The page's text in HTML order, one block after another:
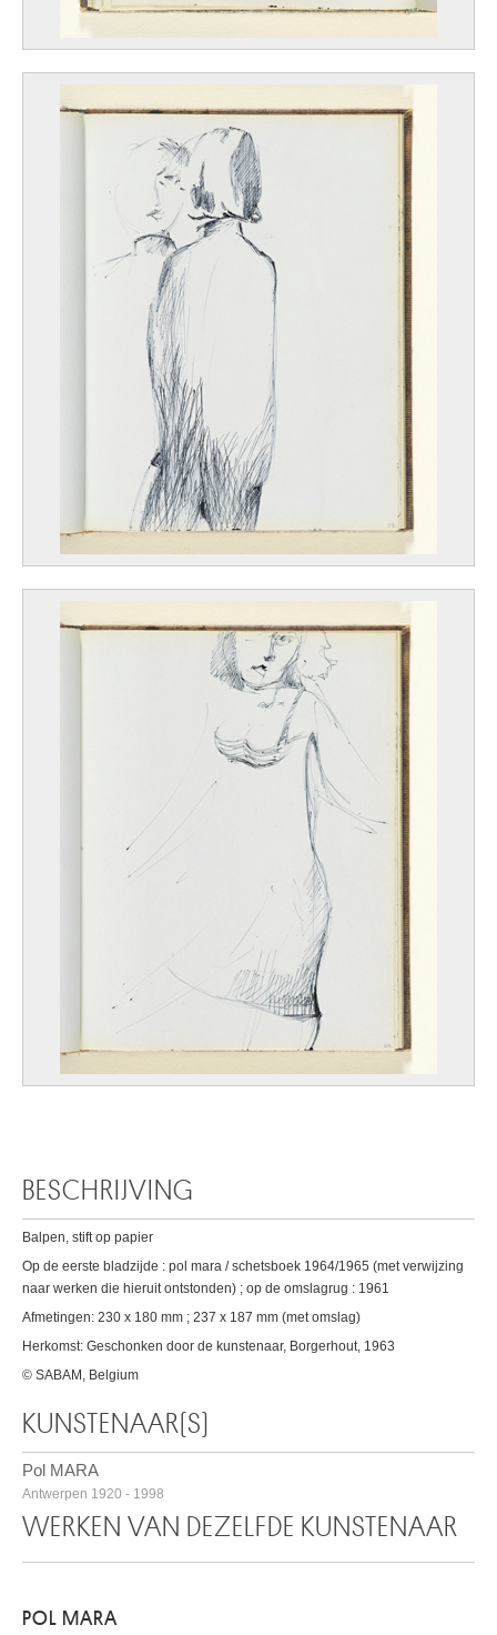
BESCHRIJVING
Balpen, stift op papier
Op de eerste bladzijde : pol mara / schetsboek 1964/1965 (met verwijzing
naar werken die hieruit ontstonden) ; op de omslagrug : 1961
Afmetingen: 230 x 180 mm ; 237 x 187 mm (met omslag)
Herkomst: Geschonken door de kunstenaar, Borgerhout, 1963
© SABAM, Belgium
KUNSTENAAR(S)
Pol MARA
Antwerpen 1920 - 1998
WERKEN VAN DEZELFDE KUNSTENAAR
POL MARA